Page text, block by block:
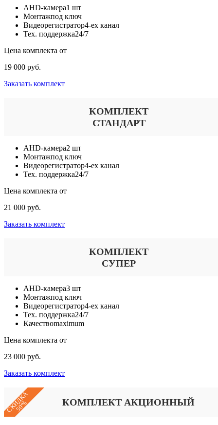
AHD-камера1 шт
Монтажпод ключ
Видеорегистратор4-ех канал
Тех. поддержка24/7
Цена комплекта от
19 000 руб.
Заказать комплект
КОМПЛЕКТ
СТАНДАРТ
AHD-камера2 шт
Монтажпод ключ
Видеорегистратор4-ех канал
Тех. поддержка24/7
Цена комплекта от
21 000 руб.
Заказать комплект
КОМПЛЕКТ
СУПЕР
AHD-камера3 шт
Монтажпод ключ
Видеорегистратор4-ех канал
Тех. поддержка24/7
Качествоmaximum
Цена комплекта от
23 000 руб.
Заказать комплект
СКИДКА
50% КОМПЛЕКТ АКЦИОННЫЙ